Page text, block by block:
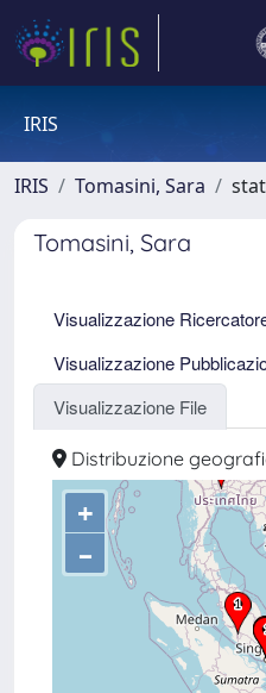
IRIS
IRIS Tomasini, Sara
Tomasini, Sara
Visualizzazione
Visualizzazione
Visualizzazione File
Distribuzione
+
–